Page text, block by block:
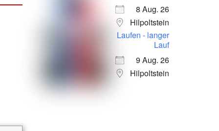
8 Aug. 26
Hilpoltstein
Laufen - langer
Lauf
9 Aug. 26
Hilpoltstein